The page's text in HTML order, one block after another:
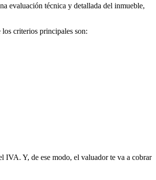
evaluación técnica y detallada del inmueble,
criterios principales son:
IVA. Y, de ese modo, el valuador te va a cobrar